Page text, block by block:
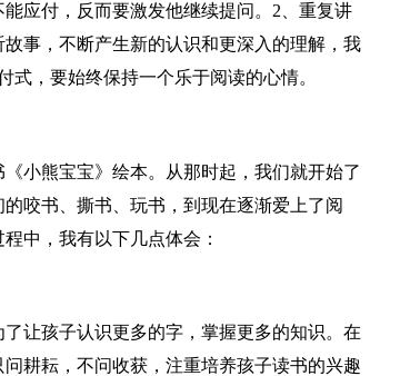
应付，反而要激发他继续提问。2、重复讲
事，不断产生新的认识和更深入的理解，我
，要始终保持一个乐于阅读的心情。
小熊宝宝》绘本。从那时起，我们就开始了
咬书、撕书、玩书，到现在逐渐爱上了阅
中，我有以下几点体会：
让孩子认识更多的字，掌握更多的知识。在
耕耘，不问收获，注重培养孩子读书的兴趣